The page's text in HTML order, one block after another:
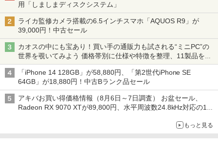
用「しましまディスクシステム」
ライカ監修カメラ搭載の6.5インチスマホ「AQUOS R9」が
39,000円！中古セール
カオスの中にも宝あり！買い手の通販力も試される“ミニPC”の
世界を覗いてみよう 価格帯別に仕様や特徴を整理、11製品をピ
ックアップ text by 石川 ひさよし
「iPhone 14 128GB」が58,880円、「第2世代iPhone SE
64GB」が18,880円！中古Bランク品セール
アキバお買い得価格情報（8月6日～7日調査） お盆セール、
Radeon RX 9070 XTが89,800円、水平周波数24.8kHz対応の17
もっと見る